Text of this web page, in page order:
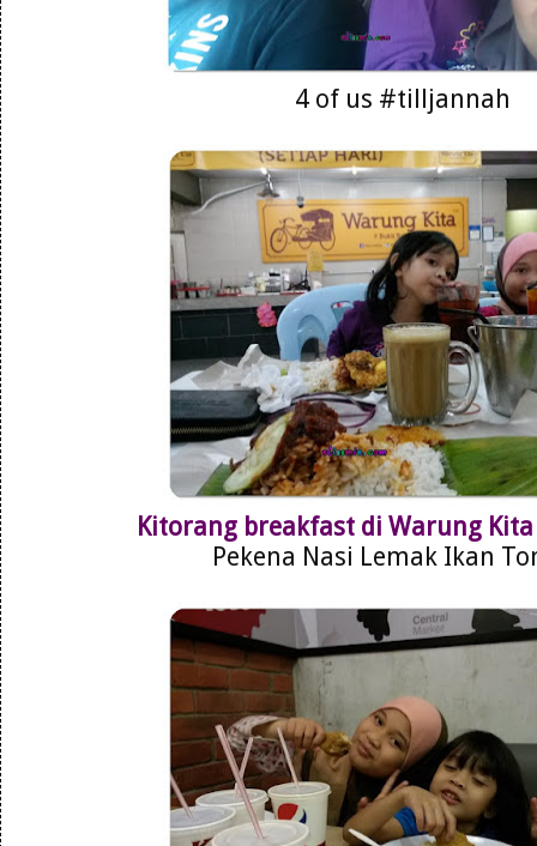
4 of us #tilljannah
Kitorang breakfast di Warung Kita
Pekena Nasi Lemak Ikan